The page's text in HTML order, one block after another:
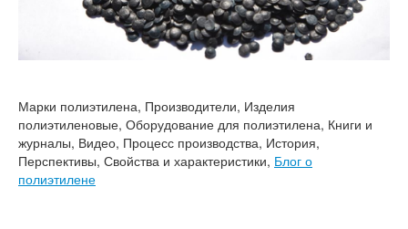
Марки полиэтилена, Производители, Изделия
полиэтиленовые, Оборудование для полиэтилена, Книги и
журналы, Видео, Процесс производства, История,
Перспективы, Свойства и характеристики, Блог о
полиэтилене